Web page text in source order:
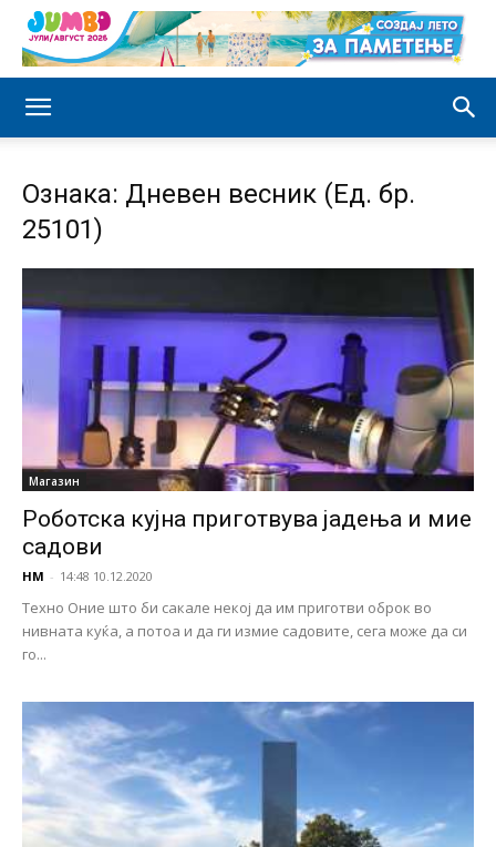
Ознака: Дневен весник (Ед. бр.
25101)
Магазин
Роботска кујна приготвува јадења и мие
садови
НМ - 14:48 10.12.2020
Техно Оние што би сакале некој да им приготви оброк во
нивната куќа, а потоа и да ги измие садовите, сега може да си
го...